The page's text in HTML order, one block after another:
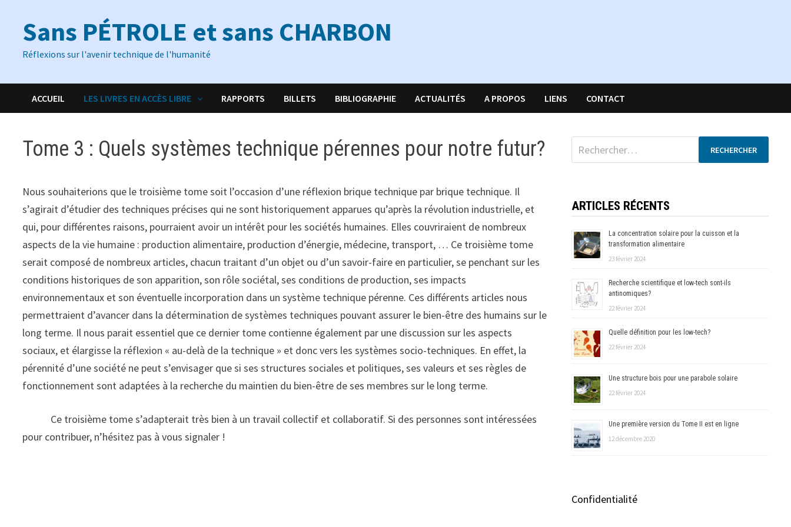
contenuSans PÉTROLE et sans CHARBON
Réflexions sur l'avenir technique de l'humanité
ACCUEIL LES LIVRES EN ACCÈS LIBRE RAPPORTS BILLETS BIBLIOGRAPHIE ACTUALITÉS A PROPOS LIENS CONTACT
Tome 3 : Quels systèmes technique pérennes pour notre futur?
Nous souhaiterions que le troisième tome soit l’occasion d’une réflexion brique technique par brique technique. Il
s’agirait d’étudier des techniques précises qui ne sont historiquement apparues qu’après la révolution industrielle, et
qui, pour différentes raisons, pourraient avoir un intérêt pour les sociétés humaines. Elles couvriraient de nombreux
aspects de la vie humaine : production alimentaire, production d’énergie, médecine, transport, … Ce troisième tome
serait composé de nombreux articles, chacun traitant d’un objet ou d’un savoir-faire en particulier, se penchant sur les
conditions historiques de son apparition, son rôle sociétal, ses conditions de production, ses impacts
environnementaux et son éventuelle incorporation dans un système technique pérenne. Ces différents articles nous
permettraient d’avancer dans la détermination de systèmes techniques pouvant assurer le bien-être des humains sur le
long terme. Il nous parait essentiel que ce dernier tome contienne également par une discussion sur les aspects
sociaux, et élargisse la réflexion « au-delà de la technique » et donc vers les systèmes socio-techniques. En effet, la
pérennité d’une société ne peut s’envisager que si ses structures sociales et politiques, ses valeurs et ses règles de
fonctionnement sont adaptées à la recherche du maintien du bien-être de ses membres sur le long terme.
Ce troisième tome s’adapterait très bien à un travail collectif et collaboratif. Si des personnes sont intéressées
pour contribuer, n’hésitez pas à vous signaler !
Rechercher :
ARTICLES RÉCENTS
La concentration solaire pour la cuisson et la
transformation alimentaire
23 février 2024
Recherche scientifique et low-tech sont-ils
antinomiques?
22 février 2024
Quelle définition pour les low-tech?
22 février 2024
Une structure bois pour une parabole solaire
22 février 2024
Une première version du Tome II est en ligne
12 décembre 2020
Confidentialité